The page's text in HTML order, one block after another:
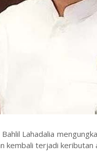
Lahadalia
kembali terjadi keributan